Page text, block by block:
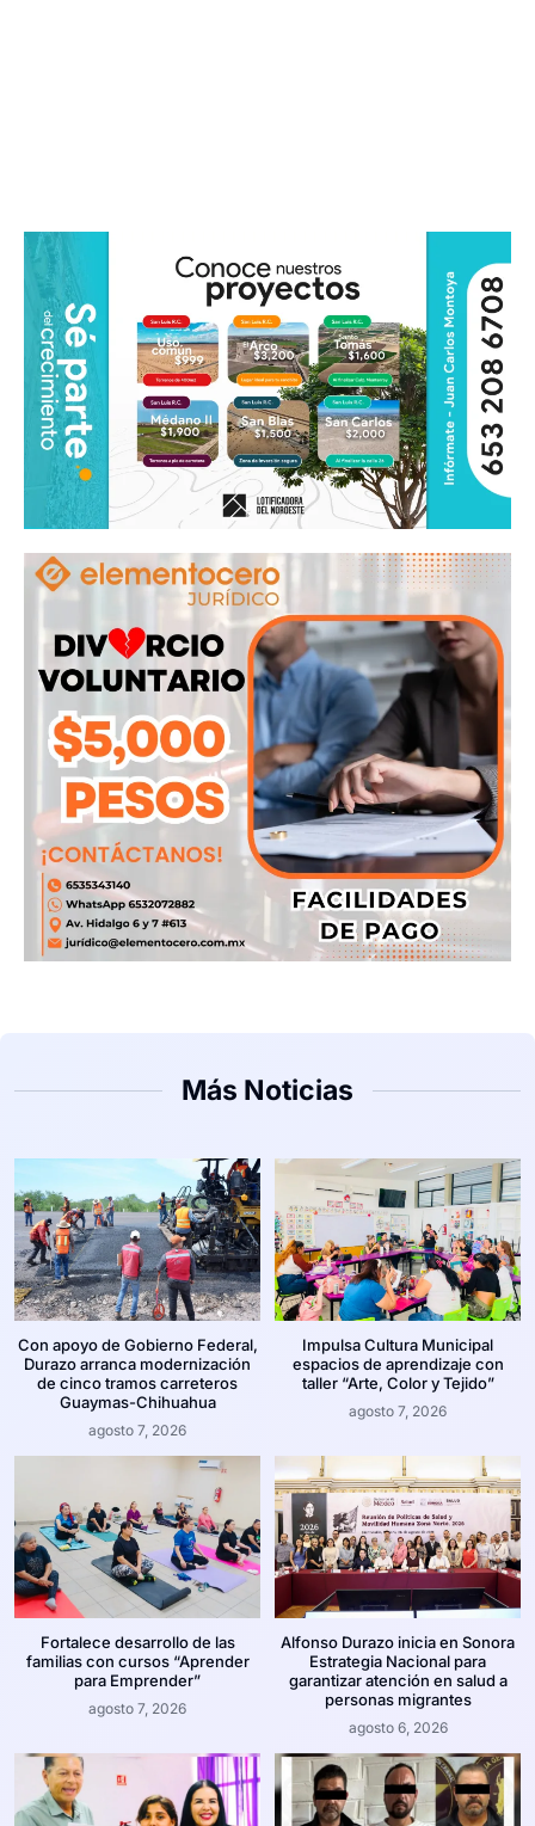
Más Noticias
Con apoyo de Gobierno Federal,
Durazo arranca modernización
de cinco tramos carreteros
Guaymas-Chihuahua
agosto 7, 2026
Impulsa Cultura Municipal
espacios de aprendizaje con
taller “Arte, Color y Tejido”
agosto 7, 2026
Fortalece desarrollo de las
familias con cursos “Aprender
para Emprender”
agosto 7, 2026
Alfonso Durazo inicia en Sonora
Estrategia Nacional para
garantizar atención en salud a
personas migrantes
agosto 6, 2026